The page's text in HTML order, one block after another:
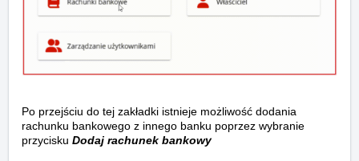
Po przejściu do tej zakładki istnieje możliwość dodania
rachunku bankowego z innego banku poprzez wybranie
przycisku Dodaj rachunek bankowy